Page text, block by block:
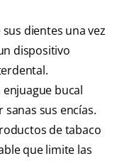
dientes una vez
dispositivo
bucal
sus encías.
de tabaco
que limite las